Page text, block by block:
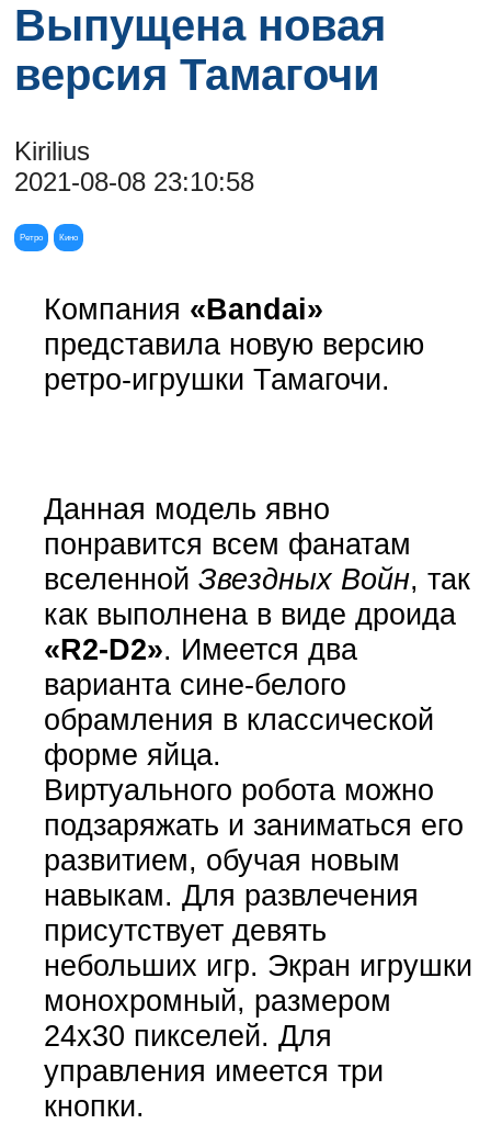
Выпущена новая
версия Тамагочи
Kirilius
2021-08-08 23:10:58
Ретро Кино
Компания «Bandai»
представила новую версию
ретро-игрушки Тамагочи.
Данная модель явно
понравится всем фанатам
вселенной Звездных Войн, так
как выполнена в виде дроида
«R2-D2». Имеется два
варианта сине-белого
обрамления в классической
форме яйца.
Виртуального робота можно
подзаряжать и заниматься его
развитием, обучая новым
навыкам. Для развлечения
присутствует девять
небольших игр. Экран игрушки
монохромный, размером
24х30 пикселей. Для
управления имеется три
кнопки.